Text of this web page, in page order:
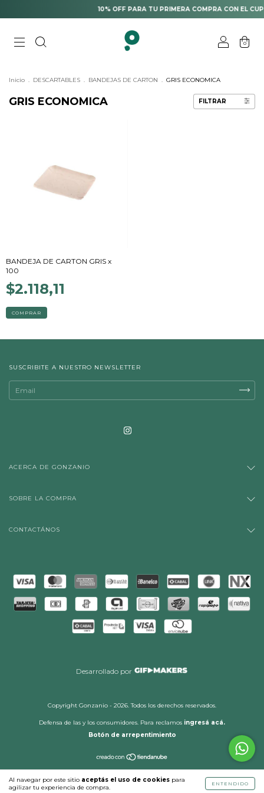
10% OFF PARA TU PRIMERA COMPRA CON EL
0
Al navegar por este sitio aceptás el uso de cookies para
agilizar tu experiencia de compra.
ENTENDIDO
Inicio . DESCARTABLES . BANDEJAS DE CARTON . GRIS ECONOMICA
GRIS ECONOMICA FILTRAR
BANDEJA DE CARTON GRIS x
100
$2.118,11
COMPRAR
SUSCRIBITE A NUESTRO NEWSLETTER
ACERCA DE GONZANIO
SOBRE LA COMPRA
CONTACTÁNOS
Desarrollado por
Copyright Gonzanio - 2026. Todos los derechos reservados.
Defensa de las y los consumidores. Para reclamos ingresá acá.
Botón de arrepentimiento